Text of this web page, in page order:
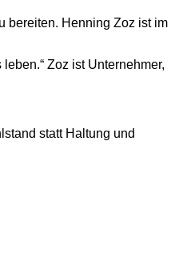
bereiten. Henning Zoz ist im
Zoz ist Unternehmer,
statt Haltung und